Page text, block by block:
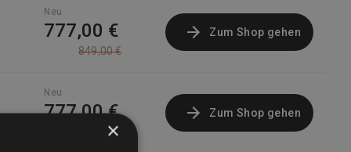
Neu
777,00 €
849,00 €
Zum Shop gehen
Neu
777,00 €
849,00 €
Zum Shop gehen
×